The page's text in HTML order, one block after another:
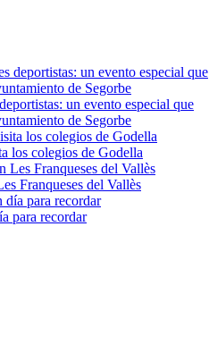
un evento especial que
de Segorbe
los colegios de Godella
Franqueses del Vallès
para recordar